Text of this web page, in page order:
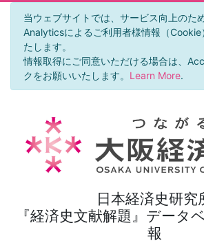
当ウェブサイトでは、サービス向上のた
Analyticsによるご利用者様情報（Cookie
たします。
情報取得にご同意いただける場合は、
クをお願いいたします。 Learn More.
日本経済史研究
『経済史文献解題』データ
報